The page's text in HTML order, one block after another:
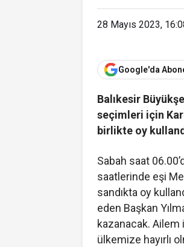
28 Mayıs 2023,
Google'da
Balıkesir
seçimleri için
birlikte oy
Sabah saat
saatlerinde eşi
sandıkta oy
eden Başkan
kazanacak.
ülkemize hayırlı